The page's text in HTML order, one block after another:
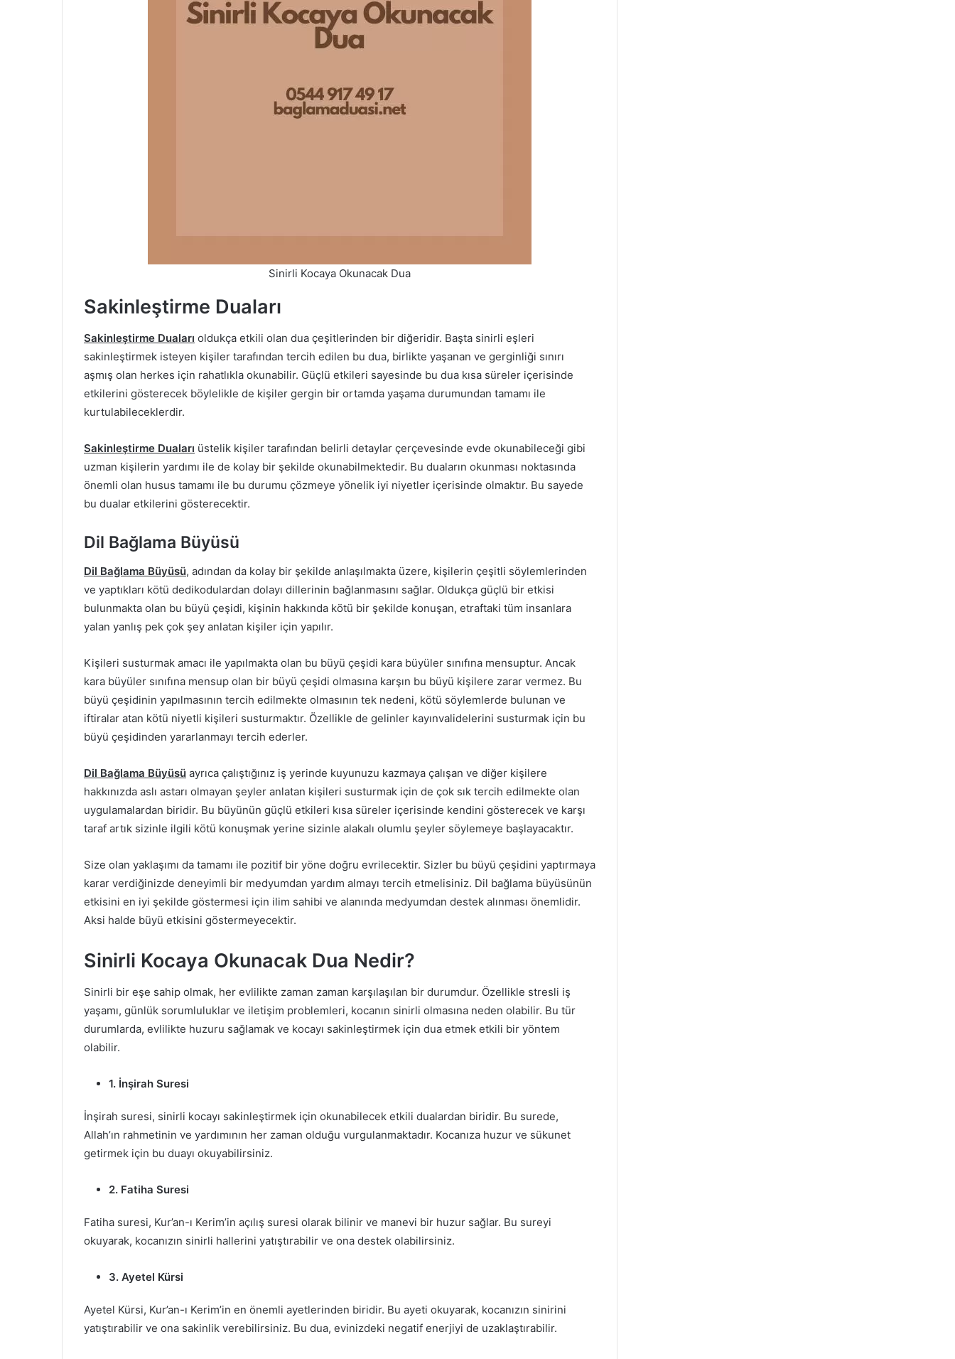
Sinirli Kocaya Okunacak Dua
Sakinleştirme Duaları
Sakinleştirme Duaları oldukça etkili olan dua çeşitlerinden bir diğeridir. Başta sinirli eşleri
sakinleştirmek isteyen kişiler tarafından tercih edilen bu dua, birlikte yaşanan ve gerginliği sınırı
aşmış olan herkes için rahatlıkla okunabilir. Güçlü etkileri sayesinde bu dua kısa süreler içerisinde
etkilerini gösterecek böylelikle de kişiler gergin bir ortamda yaşama durumundan tamamı ile
kurtulabileceklerdir.
Sakinleştirme Duaları üstelik kişiler tarafından belirli detaylar çerçevesinde evde okunabileceği gibi
uzman kişilerin yardımı ile de kolay bir şekilde okunabilmektedir. Bu duaların okunması noktasında
önemli olan husus tamamı ile bu durumu çözmeye yönelik iyi niyetler içerisinde olmaktır. Bu sayede
bu dualar etkilerini gösterecektir.
Dil Bağlama Büyüsü
Dil Bağlama Büyüsü, adından da kolay bir şekilde anlaşılmakta üzere, kişilerin çeşitli söylemlerinden
ve yaptıkları kötü dedikodulardan dolayı dillerinin bağlanmasını sağlar. Oldukça güçlü bir etkisi
bulunmakta olan bu büyü çeşidi, kişinin hakkında kötü bir şekilde konuşan, etraftaki tüm insanlara
yalan yanlış pek çok şey anlatan kişiler için yapılır.
Kişileri susturmak amacı ile yapılmakta olan bu büyü çeşidi kara büyüler sınıfına mensuptur. Ancak
kara büyüler sınıfına mensup olan bir büyü çeşidi olmasına karşın bu büyü kişilere zarar vermez. Bu
büyü çeşidinin yapılmasının tercih edilmekte olmasının tek nedeni, kötü söylemlerde bulunan ve
iftiralar atan kötü niyetli kişileri susturmaktır. Özellikle de gelinler kayınvalidelerini susturmak için bu
büyü çeşidinden yararlanmayı tercih ederler.
Dil Bağlama Büyüsü ayrıca çalıştığınız iş yerinde kuyunuzu kazmaya çalışan ve diğer kişilere
hakkınızda aslı astarı olmayan şeyler anlatan kişileri susturmak için de çok sık tercih edilmekte olan
uygulamalardan biridir. Bu büyünün güçlü etkileri kısa süreler içerisinde kendini gösterecek ve karşı
taraf artık sizinle ilgili kötü konuşmak yerine sizinle alakalı olumlu şeyler söylemeye başlayacaktır.
Size olan yaklaşımı da tamamı ile pozitif bir yöne doğru evrilecektir. Sizler bu büyü çeşidini yaptırmaya
karar verdiğinizde deneyimli bir medyumdan yardım almayı tercih etmelisiniz. Dil bağlama büyüsünün
etkisini en iyi şekilde göstermesi için ilim sahibi ve alanında medyumdan destek alınması önemlidir.
Aksi halde büyü etkisini göstermeyecektir.
Sinirli Kocaya Okunacak Dua Nedir?
Sinirli bir eşe sahip olmak, her evlilikte zaman zaman karşılaşılan bir durumdur. Özellikle stresli iş
yaşamı, günlük sorumluluklar ve iletişim problemleri, kocanın sinirli olmasına neden olabilir. Bu tür
durumlarda, evlilikte huzuru sağlamak ve kocayı sakinleştirmek için dua etmek etkili bir yöntem
olabilir.
1. İnşirah Suresi
İnşirah suresi, sinirli kocayı sakinleştirmek için okunabilecek etkili dualardan biridir. Bu surede,
Allah’ın rahmetinin ve yardımının her zaman olduğu vurgulanmaktadır. Kocanıza huzur ve sükunet
getirmek için bu duayı okuyabilirsiniz.
2. Fatiha Suresi
Fatiha suresi, Kur’an-ı Kerim’in açılış suresi olarak bilinir ve manevi bir huzur sağlar. Bu sureyi
okuyarak, kocanızın sinirli hallerini yatıştırabilir ve ona destek olabilirsiniz.
3. Ayetel Kürsi
Ayetel Kürsi, Kur’an-ı Kerim’in en önemli ayetlerinden biridir. Bu ayeti okuyarak, kocanızın sinirini
yatıştırabilir ve ona sakinlik verebilirsiniz. Bu dua, evinizdeki negatif enerjiyi de uzaklaştırabilir.